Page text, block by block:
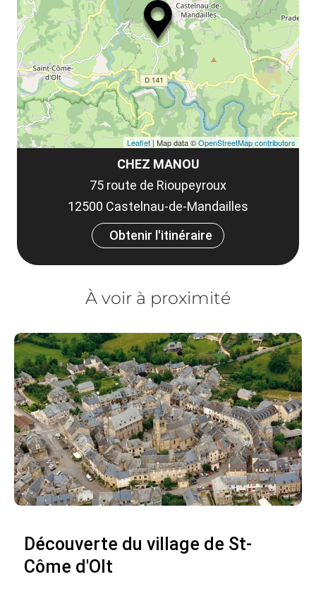
et
CHEZ MANOU
75 route de Rioupeyroux
12500 Castelnau-de-Mandailles
Obtenir l'itinéraire
Leaflet | Map data ©OpenStreetMap contributors
À voir à proximité
Découverte du village de St-
Côme d'Olt